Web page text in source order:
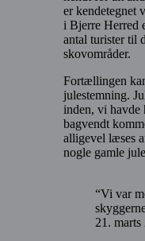
er kendetegnet
i Bjerre Herred
antal turister til
skovområder.
Fortællingen
julestemning.
inden, vi havde
bagvendt
alligevel læses
nogle gamle
“Vi var
21. marts